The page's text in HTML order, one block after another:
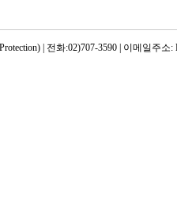
| 전화:02)707-3590 | 이메일주소: